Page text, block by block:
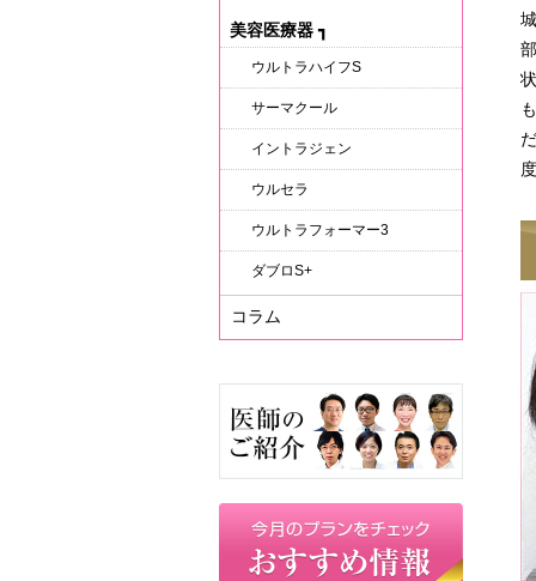
美容医療器 ┓
ウルトラハイフS
サーマクール
イントラジェン
ウルセラ
ウルトラフォーマー3
ダブロS+
コラム